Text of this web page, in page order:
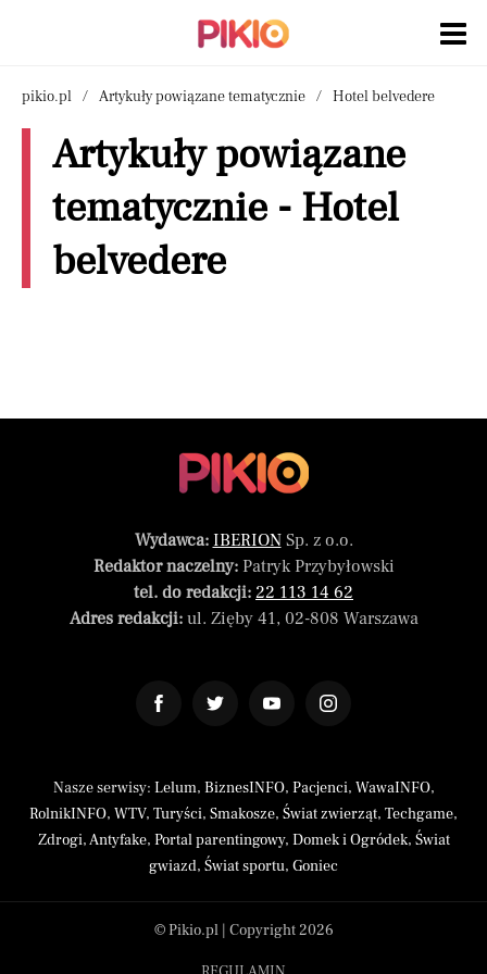
pikio.pl Artykuły powiązane tematycznie Hotel belvedere
Artykuły powiązane
tematycznie - Hotel
belvedere
Wydawca: IBERIONSp. z o.o.
Redaktor naczelny:Patryk Przybyłowski
tel. do redakcji: 22 113 14 62
Adres redakcji:ul. Zięby 41, 02-808 Warszawa
Nasze serwisy: Lelum, BiznesINFO, Pacjenci, WawaINFO,
RolnikINFO, WTV, Turyści, Smakosze, Świat zwierząt, Techgame,
Zdrogi,Antyfake, Portal parentingowy, Domek i Ogródek, Świat
gwiazd, Świat sportu, Goniec
© Pikio.pl | Copyright 2026